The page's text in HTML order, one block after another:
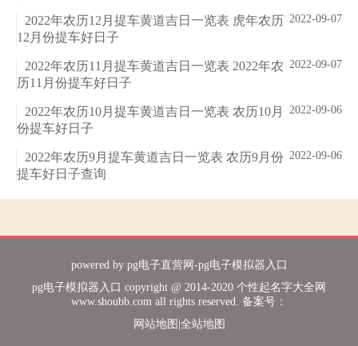
2022-09-07
2022年农历12月提车黄道吉日一览表 虎年农历
12月份提车好日子
2022-09-07
2022年农历11月提车黄道吉日一览表 2022年农
历11月份提车好日子
2022-09-06
2022年农历10月提车黄道吉日一览表 农历10月
份提车好日子
2022-09-06
2022年农历9月提车黄道吉日一览表 农历9月份
提车好日子查询
powered by pg电子直营网-pg电子模拟器入口
pg电子模拟器入口 copyright @ 2014-2020 个性起名字大全网
www.shoubb.com all rights reserved. 备案号：
网站地图 全站地图